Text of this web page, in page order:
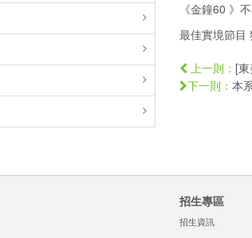
《金鐘60 》
最佳實境節目
上一則： [
下一則： 本
招生專區
招生資訊